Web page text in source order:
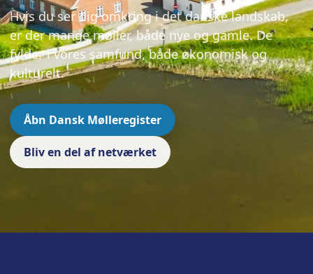
Hvis du ser dig omkring i det danske landskab,
er der mange møller, både nye og gamle. De
fylder i vores samfund, både økonomisk og
kulturelt.
Åbn Dansk Mølleregister
Bliv en del af netværket